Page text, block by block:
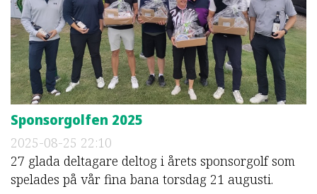
Sponsorgolfen 2025
2025-08-25 22:10
27 glada deltagare deltog i årets sponsorgolf som
spelades på vår fina bana torsdag 21 augusti.